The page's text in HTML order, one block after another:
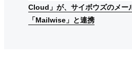
Cloud」が、サイボウズのメー
「Mailwise」と連携
Cloud」が、サイボウズのメー
「Mailwise」と連携
Cloud」が、サイボウズのメー
「Mailwise」と連携